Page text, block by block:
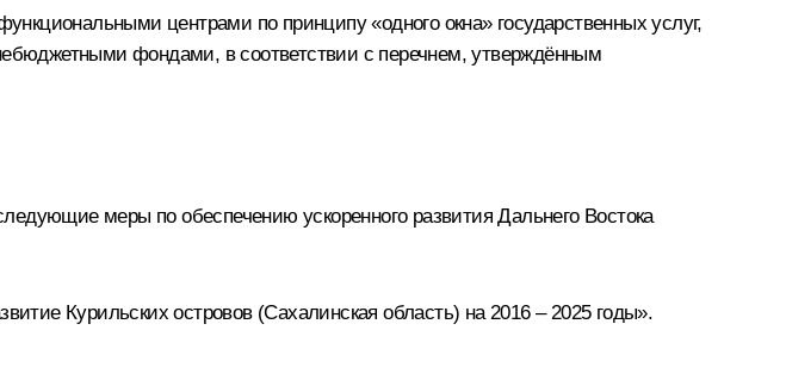
центрами по принципу «одного окна» государственных услуг,
фондами, в соответствии с перечнем, утверждённым
меры по обеспечению ускоренного развития Дальнего Востока
Курильских островов (Сахалинская область) на 2016 – 2025 годы».